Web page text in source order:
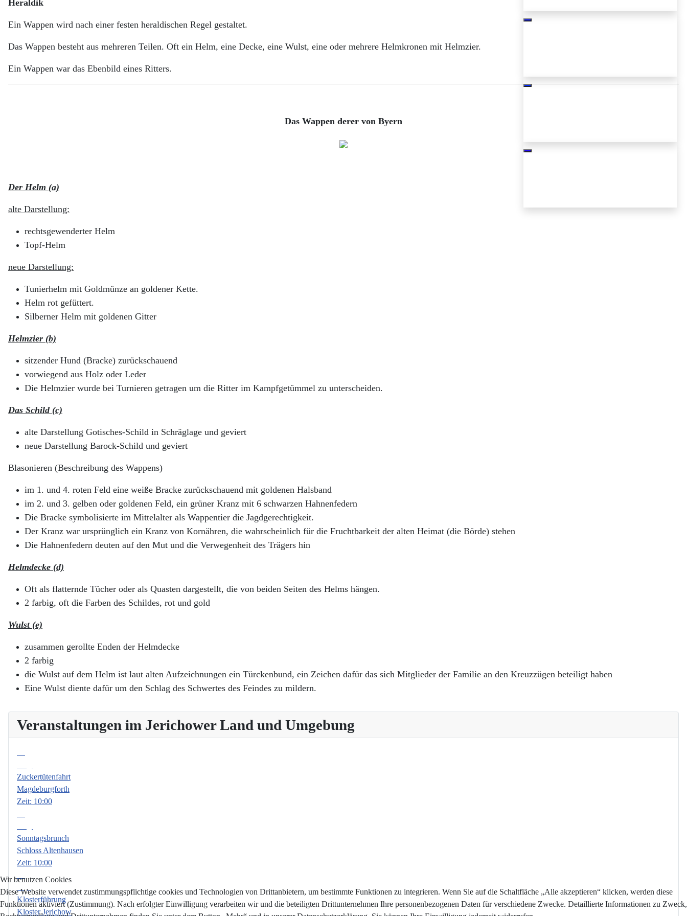
Veranstaltungen im Jerichower Land und Umgebung
Zuckertütenfahrt
Magdeburgforth
Zeit: 10:00
Sonntagsbrunch
Schloss Altenhausen
Zeit: 10:00
Sep.
Klosterführung
Kloster Jerichow
Heraldik
Ein Wappen wird nach einer festen heraldischen Regel gestaltet.
Das Wappen besteht aus mehreren Teilen. Oft ein Helm, eine Decke, eine Wulst, eine oder mehrere Helmkronen mit Helmzier.
Ein Wappen war das Ebenbild eines Ritters.
Das Wappen derer von Byern
Der Helm (a)
alte Darstellung:
rechtsgewenderter Helm
Topf-Helm
neue Darstellung:
Tunierhelm mit Goldmünze an goldener Kette.
Helm rot gefüttert.
Silberner Helm mit goldenen Gitter
Helmzier (b)
sitzender Hund (Bracke) zurückschauend
vorwiegend aus Holz oder Leder
Die Helmzier wurde bei Turnieren getragen um die Ritter im Kampfgetümmel zu unterscheiden.
Das Schild (c)
alte Darstellung Gotisches-Schild in Schräglage und geviert
neue Darstellung Barock-Schild und geviert
Blasonieren (Beschreibung des Wappens)
im 1. und 4. roten Feld eine weiße Bracke zurückschauend mit goldenen Halsband
im 2. und 3. gelben oder goldenen Feld, ein grüner Kranz mit 6 schwarzen Hahnenfedern
Die Bracke symbolisierte im Mittelalter als Wappentier die Jagdgerechtigkeit.
Der Kranz war ursprünglich ein Kranz von Kornähren, die wahrscheinlich für die Fruchtbarkeit der alten Heimat (die Börde) stehen
Die Hahnenfedern deuten auf den Mut und die Verwegenheit des Trägers hin
Helmdecke (d)
Oft als flatternde Tücher oder als Quasten dargestellt, die von beiden Seiten des Helms hängen.
2 farbig, oft die Farben des Schildes, rot und gold
Wulst (e)
zusammen gerollte Enden der Helmdecke
2 farbig
die Wulst auf dem Helm ist laut alten Aufzeichnungen ein Türckenbund, ein Zeichen dafür das sich Mitglieder der Familie an den Kreuzzügen beteiligt haben
Eine Wulst diente dafür um den Schlag des Schwertes des Feindes zu mildern.
Wir benutzen Cookies
Diese Website verwendet zustimmungspflichtige cookies und Technologien von Drittanbietern, um bestimmte Funktionen zu integrieren. Wenn Sie auf die Schaltfläche „Alle akzeptieren“ klicken, werden diese
Funktionen aktiviert (Zustimmung). Nach erfolgter Einwilligung verarbeiten wir und die beteiligten Drittunternehmen Ihre personenbezogenen Daten für verschiedene Zwecke. Detaillierte Informationen zu Zweck,